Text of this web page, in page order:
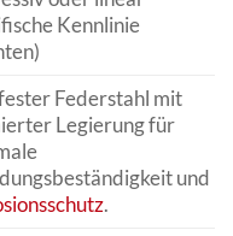
Kennlinie
Federstahl mit
Legierung für
und
.